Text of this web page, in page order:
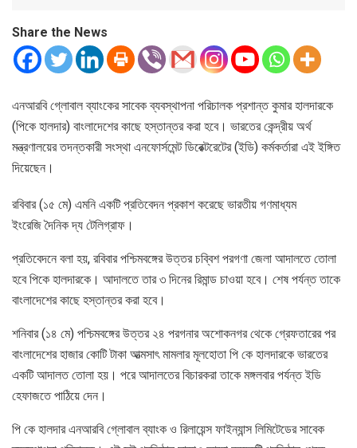
Share the News
এনআরবি গ্লোবাল ব্যাংকের সাবেক ব্যবস্থাপনা পরিচালক প্রশান্ত কুমার হালদারকে
(পিকে হালদার) বাংলাদেশের কাছে হস্তান্তর করা হবে। ভারতের কেন্দ্রীয় অর্থ
মন্ত্রণালয়ের তদন্তকারী সংস্থা এনফোর্সমেন্ট ডিরেক্টরেটের (ইডি) কর্মকর্তারা এই ইঙ্গিত
দিয়েছেন।
রবিবার (১৫ মে) এমনি একটি প্রতিবেদন প্রকাশ করেছে ভারতীয় গণমাধ্যম
ইংরেজি দৈনিক দ্য টেলিগ্রাফ।
প্রতিবেদনে বলা হয়, রবিবার পশ্চিমবঙ্গের উত্তর চব্বিশ পরগণা জেলা আদালতে তোলা
হবে পিকে হালদারকে। আদালতে তার ৩ দিনের রিমান্ড চাওয়া হবে। শেষ পর্যন্ত তাকে
বাংলাদেশের কাছে হস্তান্তর করা হবে।
শনিবার (১৪ মে) পশ্চিমবঙ্গের উত্তর ২৪ পরগনার অশোকনগর থেকে গ্রেফতারের পর
বাংলাদেশের হাজার কোটি টাকা আত্মসাৎ মামলার মূলহোতা পি কে হালদারকে ভারতের
একটি আদালত তোলা হয়। পরে আদালতের বিচারকরা তাকে মঙ্গলবার পর্যন্ত ইডি
হেফাজতে পাঠিয়ে দেন।
পি কে হালদার এনআরবি গ্লোবাল ব্যাংক ও রিলায়েন্স ফাইন্যান্স লিমিটেডের সাবেক